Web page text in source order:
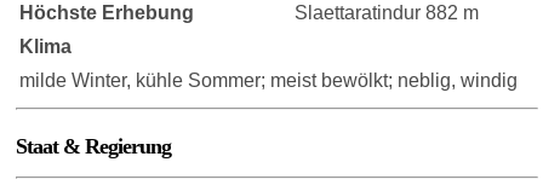
Höchste Erhebung
Slaettaratindur 882 m
Klima
milde Winter, kühle Sommer; meist bewölkt; neblig, windig
Staat & Regierung